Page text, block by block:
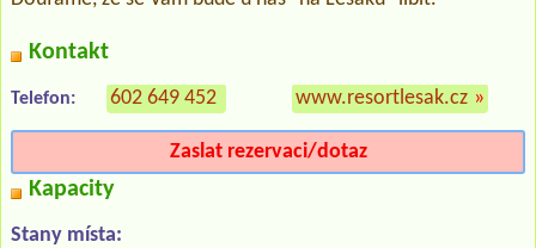
Kontakt
Telefon: 602 649 452 www.resortlesak.cz »
Zaslat rezervaci/dotaz
Kapacity
Stany místa: